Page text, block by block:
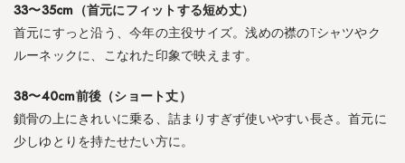
m
前
後
2
短
33〜35cm（首元にフィットする短め丈）
首元にすっと沿う、今年の主役サイズ。浅めの襟のTシャツやク
ルーネックに、こなれた印象で映えます。
38〜40cm前後（ショート丈）
鎖骨の上にきれいに乗る、詰まりすぎず使いやすい長さ。首元に
少しゆとりを持たせたい方に。